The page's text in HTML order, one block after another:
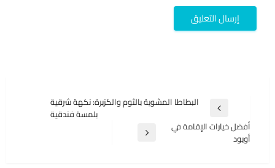
المقالات
المقالة
السابقة
البطاطا المشوية بالثوم والكزبرة: نكهة شرقية
بلمسة فندقية
المقالة
أفضل خيارات الإقامة في
أوبود